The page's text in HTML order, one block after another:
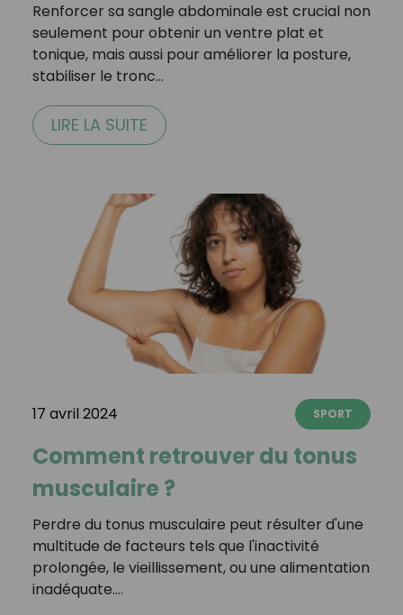
Renforcer sa sangle abdominale est crucial non
seulement pour obtenir un ventre plat et
tonique, mais aussi pour améliorer la posture,
stabiliser le tronc…
LIRE LA SUITE
17 avril 2024 SPORT
Comment retrouver du tonus
musculaire ?
Perdre du tonus musculaire peut résulter d'une
multitude de facteurs tels que l'inactivité
prolongée, le vieillissement, ou une alimentation
inadéquate.…